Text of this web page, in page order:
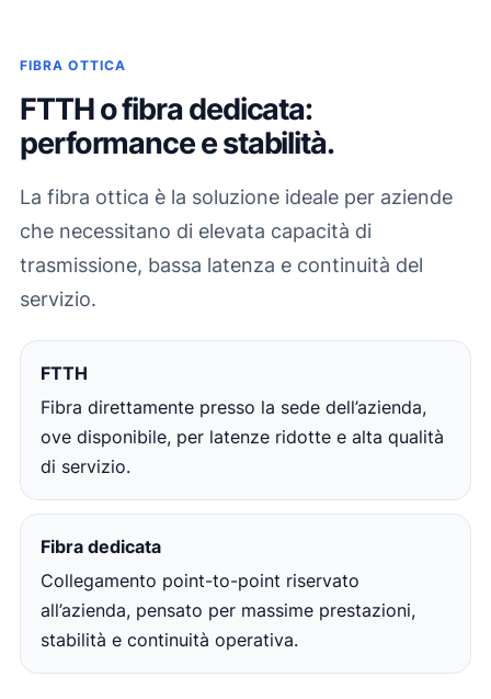
FIBRA OTTICA
FTTH o fibra dedicata:
performance e stabilità.
La fibra ottica è la soluzione ideale per aziende
che necessitano di elevata capacità di
trasmissione, bassa latenza e continuità del
servizio.
FTTH
Fibra direttamente presso la sede dell’azienda,
ove disponibile, per latenze ridotte e alta qualità
di servizio.
Fibra dedicata
Collegamento point-to-point riservato
all’azienda, pensato per massime prestazioni,
stabilità e continuità operativa.